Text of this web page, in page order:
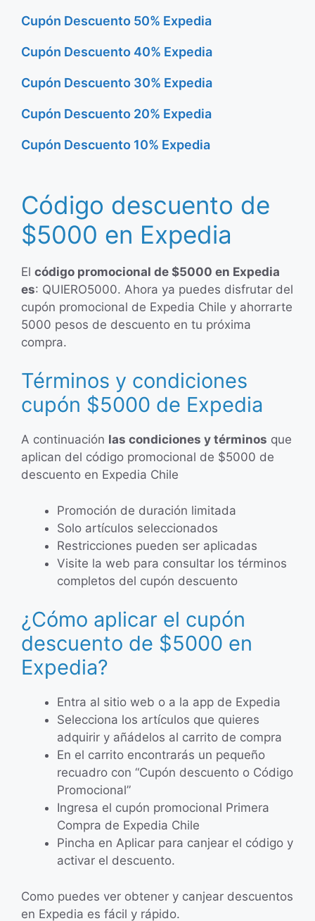
Cupón Descuento 50% Expedia
Cupón Descuento 40% Expedia
Cupón Descuento 30% Expedia
Cupón Descuento 20% Expedia
Cupón Descuento 10% Expedia
Código descuento de
$5000 en Expedia
El código promocional de $5000 en Expedia
es: QUIERO5000. Ahora ya puedes disfrutar del
cupón promocional de Expedia Chile y ahorrarte
5000 pesos de descuento en tu próxima
compra.
Términos y condiciones
cupón $5000 de Expedia
A continuación las condiciones y términos que
aplican del código promocional de $5000 de
descuento en Expedia Chile
Promoción de duración limitada
Solo artículos seleccionados
Restricciones pueden ser aplicadas
Visite la web para consultar los términos
completos del cupón descuento
¿Cómo aplicar el cupón
descuento de $5000 en
Expedia?
Entra al sitio web o a la app de Expedia
Selecciona los artículos que quieres
adquirir y añádelos al carrito de compra
En el carrito encontrarás un pequeño
recuadro con “Cupón descuento o Código
Promocional”
Ingresa el cupón promocional Primera
Compra de Expedia Chile
Pincha en Aplicar para canjear el código y
activar el descuento.
Como puedes ver obtener y canjear descuentos
en Expedia es fácil y rápido.